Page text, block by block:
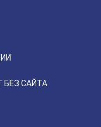
БЕЗ САЙТА